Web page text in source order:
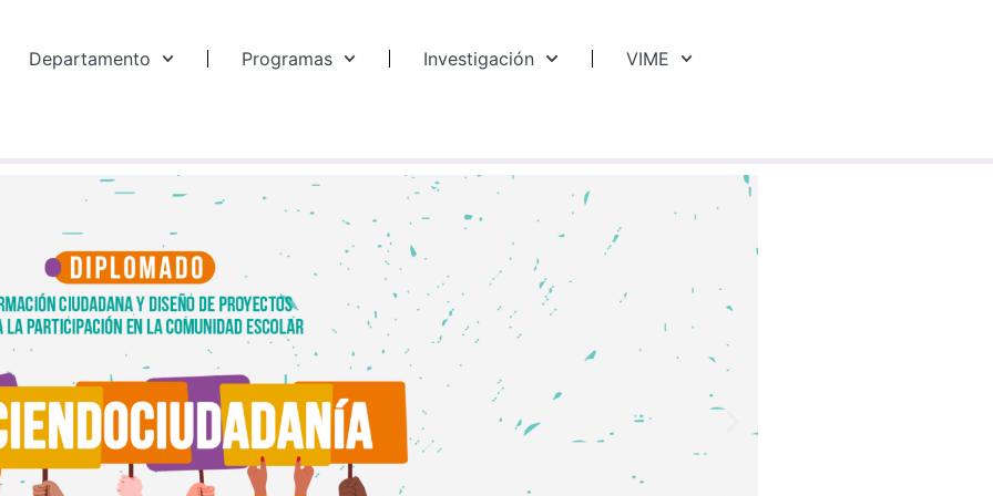
Departamento Programas Investigación VIME